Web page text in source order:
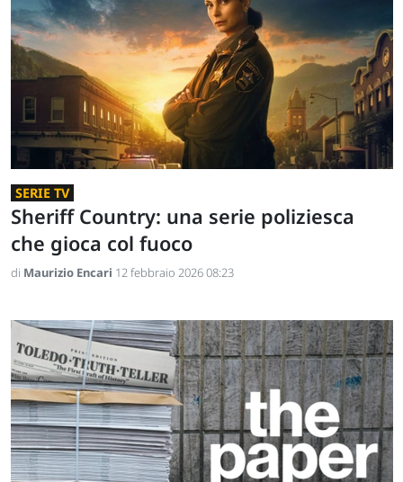
SERIE TV
Sheriff Country: una serie poliziesca
che gioca col fuoco
di Maurizio Encari 12 febbraio 2026 08:23